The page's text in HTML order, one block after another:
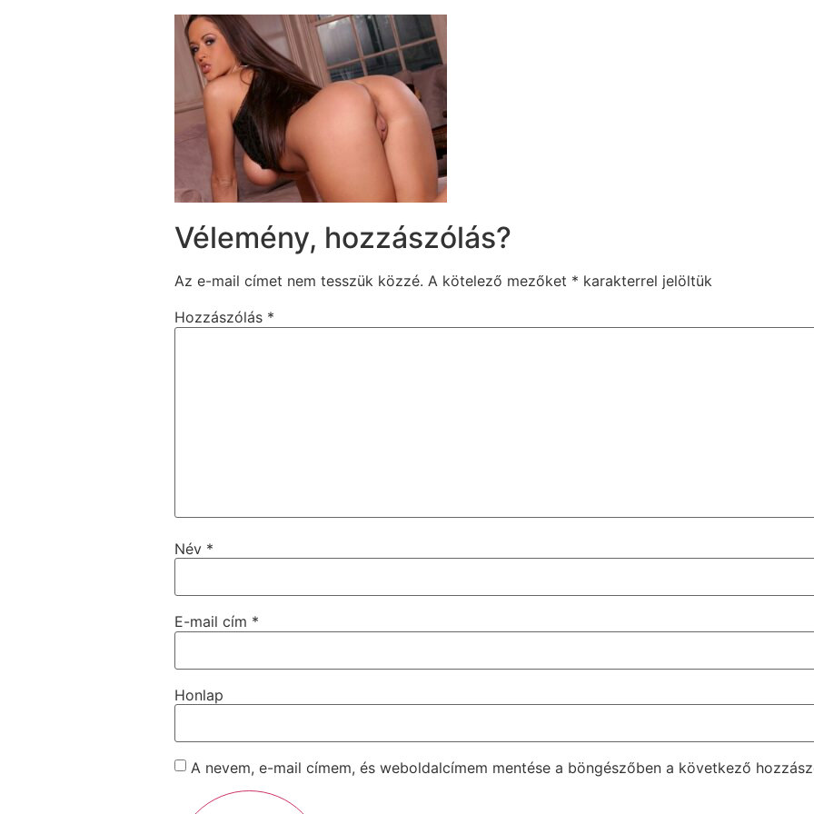
Vélemény, hozzászólás?
Az e-mail címet nem tesszük közzé. A kötelező mezőket * karakterrel jelöltük
Hozzászólás *
Név *
E-mail cím *
Honlap
A nevem, e-mail címem, és weboldalcímem mentése a böngészőben a következő